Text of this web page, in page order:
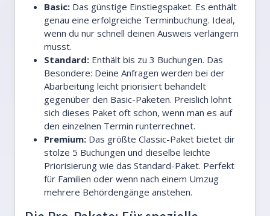
Basic: Das günstige Einstiegspaket. Es enthält
genau eine erfolgreiche Terminbuchung. Ideal,
wenn du nur schnell deinen Ausweis verlängern
musst.
Standard: Enthält bis zu 3 Buchungen. Das
Besondere: Deine Anfragen werden bei der
Abarbeitung leicht priorisiert behandelt
gegenüber den Basic-Paketen. Preislich lohnt
sich dieses Paket oft schon, wenn man es auf
den einzelnen Termin runterrechnet.
Premium: Das größte Classic-Paket bietet dir
stolze 5 Buchungen und dieselbe leichte
Priorisierung wie das Standard-Paket. Perfekt
für Familien oder wenn nach einem Umzug
mehrere Behördengänge anstehen.